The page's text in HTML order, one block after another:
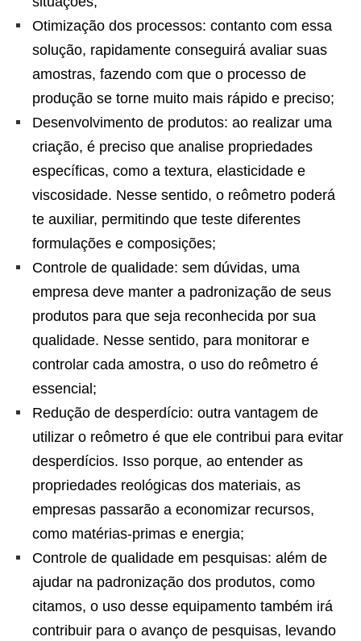
Otimização dos processos: contanto com essa
solução, rapidamente conseguirá avaliar suas
amostras, fazendo com que o processo de
produção se torne muito mais rápido e preciso;
Desenvolvimento de produtos: ao realizar uma
criação, é preciso que analise propriedades
específicas, como a textura, elasticidade e
viscosidade. Nesse sentido, o reômetro poderá
te auxiliar, permitindo que teste diferentes
formulações e composições;
Controle de qualidade: sem dúvidas, uma
empresa deve manter a padronização de seus
produtos para que seja reconhecida por sua
qualidade. Nesse sentido, para monitorar e
controlar cada amostra, o uso do reômetro é
essencial;
Redução de desperdício: outra vantagem de
utilizar o reômetro é que ele contribui para evitar
desperdícios. Isso porque, ao entender as
propriedades reológicas dos materiais, as
empresas passarão a economizar recursos,
como matérias-primas e energia;
Controle de qualidade em pesquisas: além de
ajudar na padronização dos produtos, como
citamos, o uso desse equipamento também irá
contribuir para o avanço de pesquisas, levando